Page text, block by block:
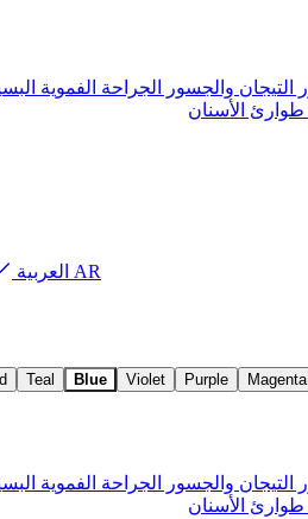
التيجان والجسور الجراحة الفموية
طوارئ الأسنان
AR العربية
Teal Blue Violet Purple Magenta
التيجان والجسور الجراحة الفموية
طوارئ الأسنان